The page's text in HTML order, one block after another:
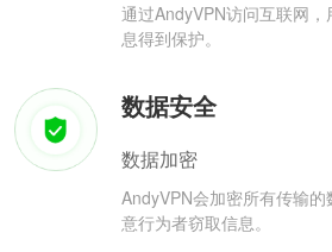
通过AndyVPN访问互联网
息得到保护。
数据安全
数据加密
AndyVPN会加密所有传输
意行为者窃取信息。